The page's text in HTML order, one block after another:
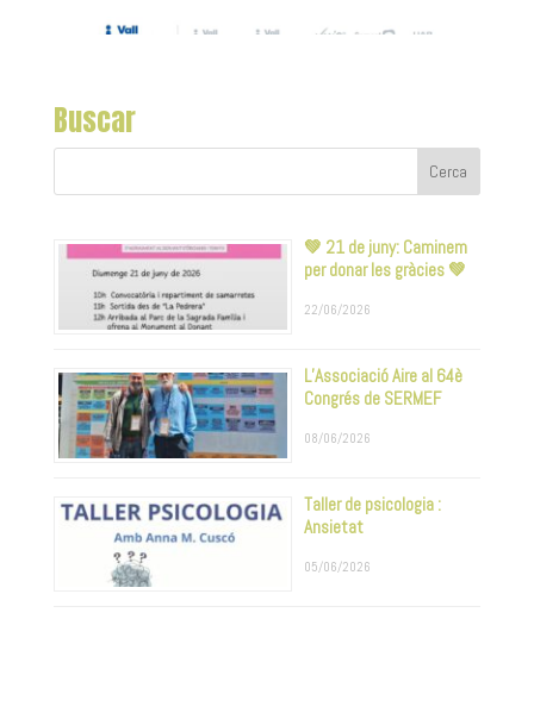
Buscar
💚 21 de juny: Caminem
per donar les gràcies 💚
22/06/2026
L’Associació Aire al 64è
Congrés de SERMEF
08/06/2026
Taller de psicologia :
Ansietat
05/06/2026